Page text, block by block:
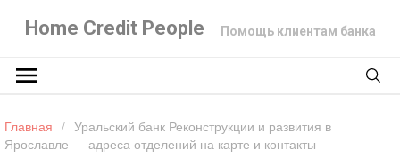
Home Credit People Помощь клиентам банка
Главная / Уральский банк Реконструкции и развития в
Ярославле — адреса отделений на карте и контакты